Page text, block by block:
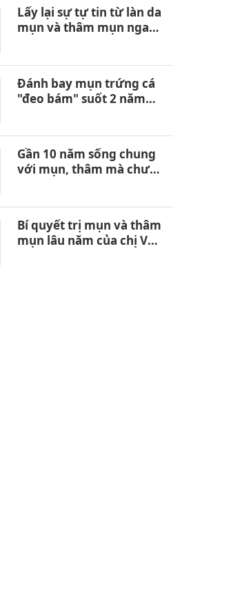
Lấy lại sự tự tin từ làn da
mụn và thâm mụn ngay
Đánh bay mụn trứng cá
"đeo bám" suốt 2 năm
Gần 10 năm sống chung
với mụn, thâm mà chưa
Bí quyết trị mụn và thâm
mụn lâu năm của chị Vũ